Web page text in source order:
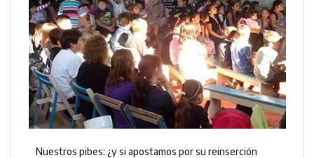
Nuestros pibes: ¿y si apostamos por su reinserción